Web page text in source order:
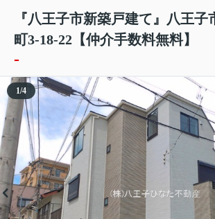
『八王子市新築戸建て』八王子
町3-18-22【仲介手数料無料】
-
1/4